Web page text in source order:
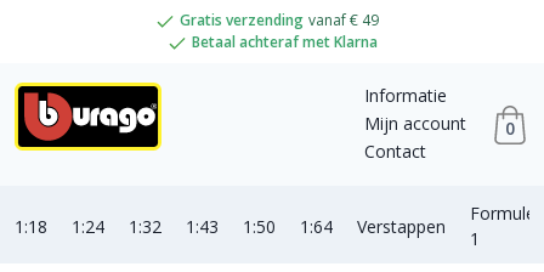
Gratis verzending vanaf € 49
Betaal achteraf met Klarna
Informatie
Mijn account
Contact
0
1:18 1:24 1:32 1:43 1:50 1:64 Verstappen
Formule
1